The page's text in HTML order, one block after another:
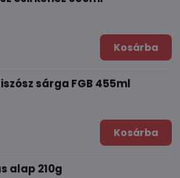
Kosárba
sárga FGB 455ml
Kosárba
alap 210g